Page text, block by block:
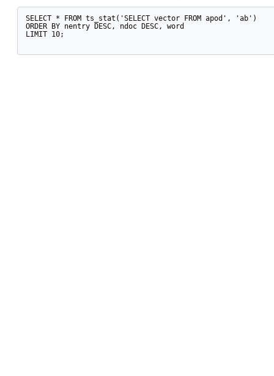
SELECT * FROM ts_stat('SELECT vector FROM apod', 'ab')
ORDER BY nentry DESC, ndoc DESC, word
LIMIT 10;